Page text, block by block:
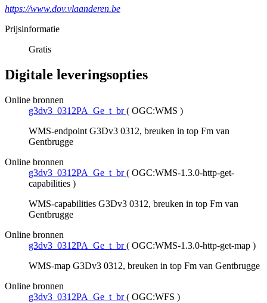
https://www.dov.vlaanderen.be
Prijsinformatie
Gratis
Digitale leveringsopties
Online bronnen
g3dv3_0312PA_Ge_t_br ( OGC:WMS )
WMS-endpoint G3Dv3 0312, breuken in top Fm van
Gentbrugge
Online bronnen
g3dv3_0312PA_Ge_t_br ( OGC:WMS-1.3.0-http-get-
capabilities )
WMS-capabilities G3Dv3 0312, breuken in top Fm van
Gentbrugge
Online bronnen
g3dv3_0312PA_Ge_t_br ( OGC:WMS-1.3.0-http-get-map )
WMS-map G3Dv3 0312, breuken in top Fm van Gentbrugge
Online bronnen
g3dv3_0312PA_Ge_t_br ( OGC:WFS )